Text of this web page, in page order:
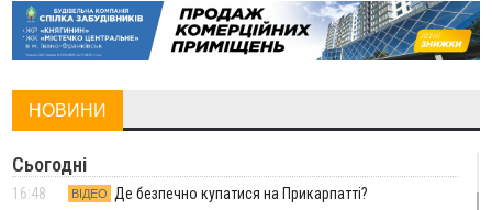
НОВИНИ
Сьогодні
16:48 ВІДЕО
Де безпечно купатися на Прикарпатті?